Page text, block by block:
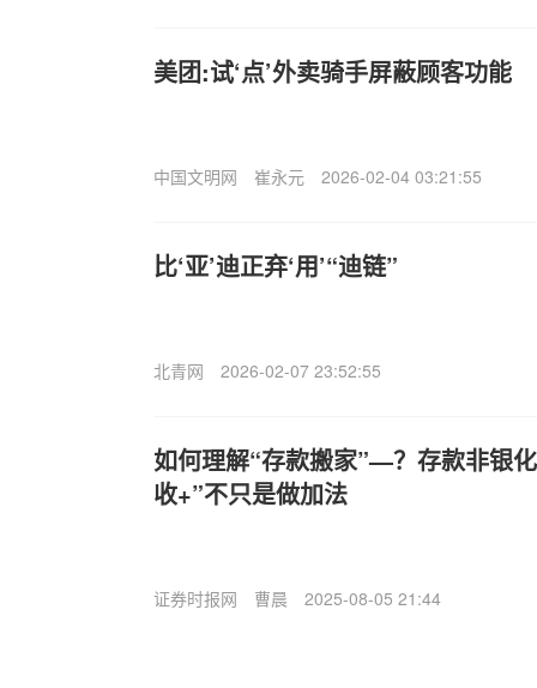
美团:试‘点’外卖骑手屏蔽顾客功能
中国文明网 崔永元 2026-02-04 03:21:55
比‘亚’迪正弃‘用’“迪链”
北青网 2026-02-07 23:52:55
如何理解“存款搬家”—？存款非银
收+”不只是做加法
证券时报网 曹晨 2025-08-05 21:44